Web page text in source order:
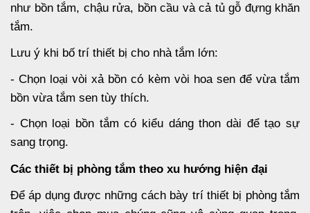
như bồn tắm, chậu rửa, bồn cầu và cả tủ gỗ đựng khăn
tắm.
Lưu ý khi bố trí thiết bị cho nhà tắm lớn:
- Chọn loại vòi xả bồn có kèm vòi hoa sen để vừa tắm
bồn vừa tắm sen tùy thích.
- Chọn loại bồn tắm có kiểu dáng thon dài để tạo sự
sang trọng.
Các thiết bị phòng tắm theo xu hướng hiện đại
Để áp dụng được những cách bày trí thiết bị phòng tắm